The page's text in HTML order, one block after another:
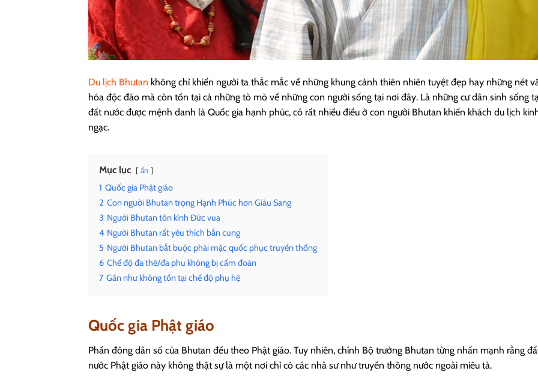
Du lịch Bhutan không chỉ khiến người ta thắc mắc về những khung cảnh thiên nhiên tuyệt đẹp hay những nét
hóa độc đáo mà còn tồn tại cả những tò mò về những con người sống tại nơi đây. Là những cư dân sinh sống
đất nước được mệnh danh là Quốc gia hạnh phúc, có rất nhiều điều ở con người Bhutan khiến khách du lịch
ngạc.
Mục lục ẩn
1 Quốc gia Phật giáo
2 Con người Bhutan trọng Hạnh Phúc hơn Giàu Sang
3 Người Bhutan tôn kính Đức vua
4 Người Bhutan rất yêu thích bắn cung
5 Người Bhutan bắt buộc phải mặc quốc phục truyền thống
6 Chế độ đa thê/đa phu không bị cấm đoán
7 Gần như không tồn tại chế độ phụ hệ
Quốc gia Phật giáo
Phần đông dân số của Bhutan đều theo Phật giáo. Tuy nhiên, chính Bộ trưởng Bhutan từng nhấn mạnh rằng
nước Phật giáo này không thật sự là một nơi chỉ có các nhà sư như truyền thông nước ngoài miêu tả.